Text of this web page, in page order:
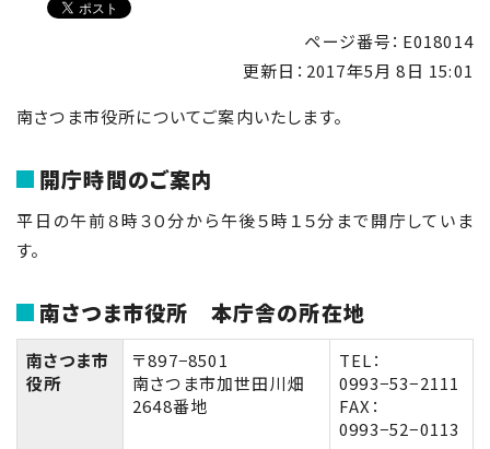
ページ番号：E018014
更新日： 2017年5月 8日 15:01
南さつま市役所についてご案内いたします。
開庁時間のご案内
平日の午前８時３０分から午後５時１５分まで開庁していま
す。
南さつま市役所 本庁舎の所在地
南さつま市
役所
〒897−8501
南さつま市加世田川畑
2648番地
TEL：
0993−53−2111
FAX：
0993−52−0113